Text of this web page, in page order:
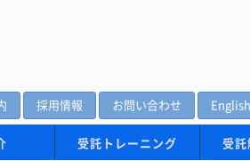
採用情報 お問い合わせ English
受託トレーニング 受託